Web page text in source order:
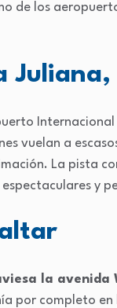
de los
Internacional
vuelan a
La pista
y
la avenida
por completo en